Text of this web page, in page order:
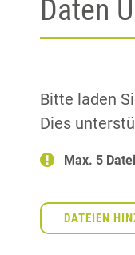
Daten
Bitte laden
Dies
Max. 5
DATEIEN